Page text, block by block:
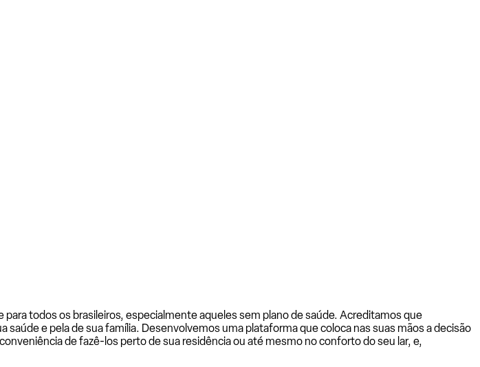
todos os brasileiros, especialmente aqueles sem plano de saúde. Acreditamos que
e pela de sua família. Desenvolvemos uma plataforma que coloca nas suas mãos a decisão
de fazê-los perto de sua residência ou até mesmo no conforto do seu lar, e,